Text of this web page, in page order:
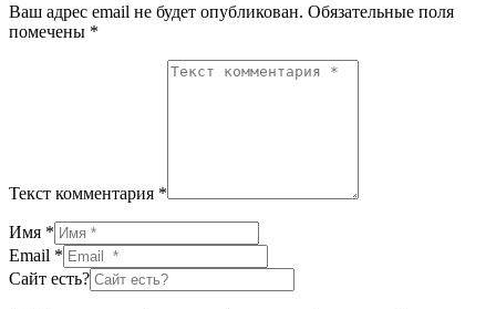
Ваш адрес email не будет опубликован. Обязательные поля
помечены *
Текст комментария *
Имя *
Email *
Сайт есть?